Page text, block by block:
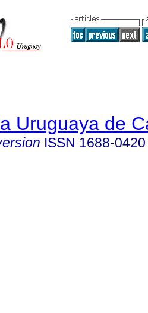
Uruguaya de
ISSN 1688-0420